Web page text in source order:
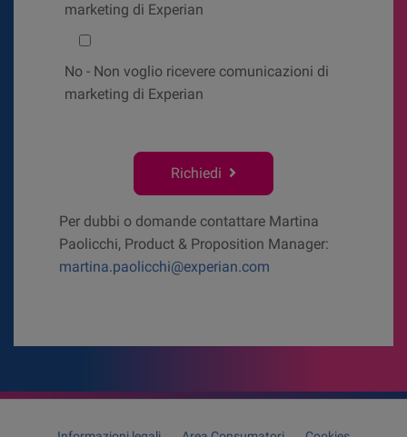
marketing di Experian
No - Non voglio ricevere comunicazioni di
marketing di Experian
Richiedi
Per dubbi o domande contattare Martina
Paolicchi, Product & Proposition Manager:
martina.paolicchi@experian.com